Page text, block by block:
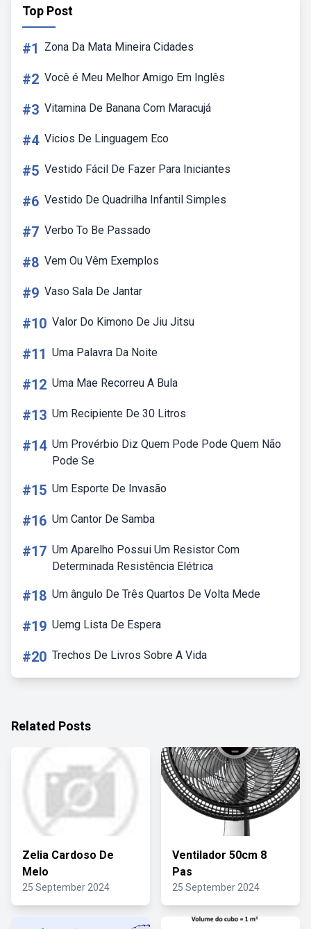
Top Post
#1 Zona Da Mata Mineira Cidades
#2 Você é Meu Melhor Amigo Em Inglês
#3 Vitamina De Banana Com Maracujá
#4 Vicios De Linguagem Eco
#5 Vestido Fácil De Fazer Para Iniciantes
#6 Vestido De Quadrilha Infantil Simples
#7 Verbo To Be Passado
#8 Vem Ou Vêm Exemplos
#9 Vaso Sala De Jantar
#10 Valor Do Kimono De Jiu Jitsu
#11 Uma Palavra Da Noite
#12 Uma Mae Recorreu A Bula
#13 Um Recipiente De 30 Litros
#14 Um Provérbio Diz Quem Pode Pode Quem Não
Pode Se
#15 Um Esporte De Invasão
#16 Um Cantor De Samba
#17 Um Aparelho Possui Um Resistor Com
Determinada Resistência Elétrica
#18 Um ângulo De Três Quartos De Volta Mede
#19 Uemg Lista De Espera
#20 Trechos De Livros Sobre A Vida
Related Posts
Zelia Cardoso De
Melo
25 September 2024
Ventilador 50cm 8
Pas
25 September 2024